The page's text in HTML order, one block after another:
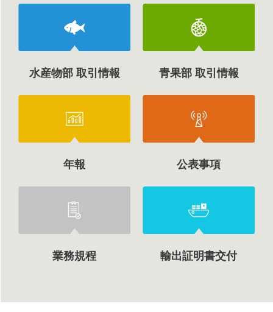
水産物部 取引情報 青果部 取引情報
年報 公表事項
業務規程 輸出証明書交付